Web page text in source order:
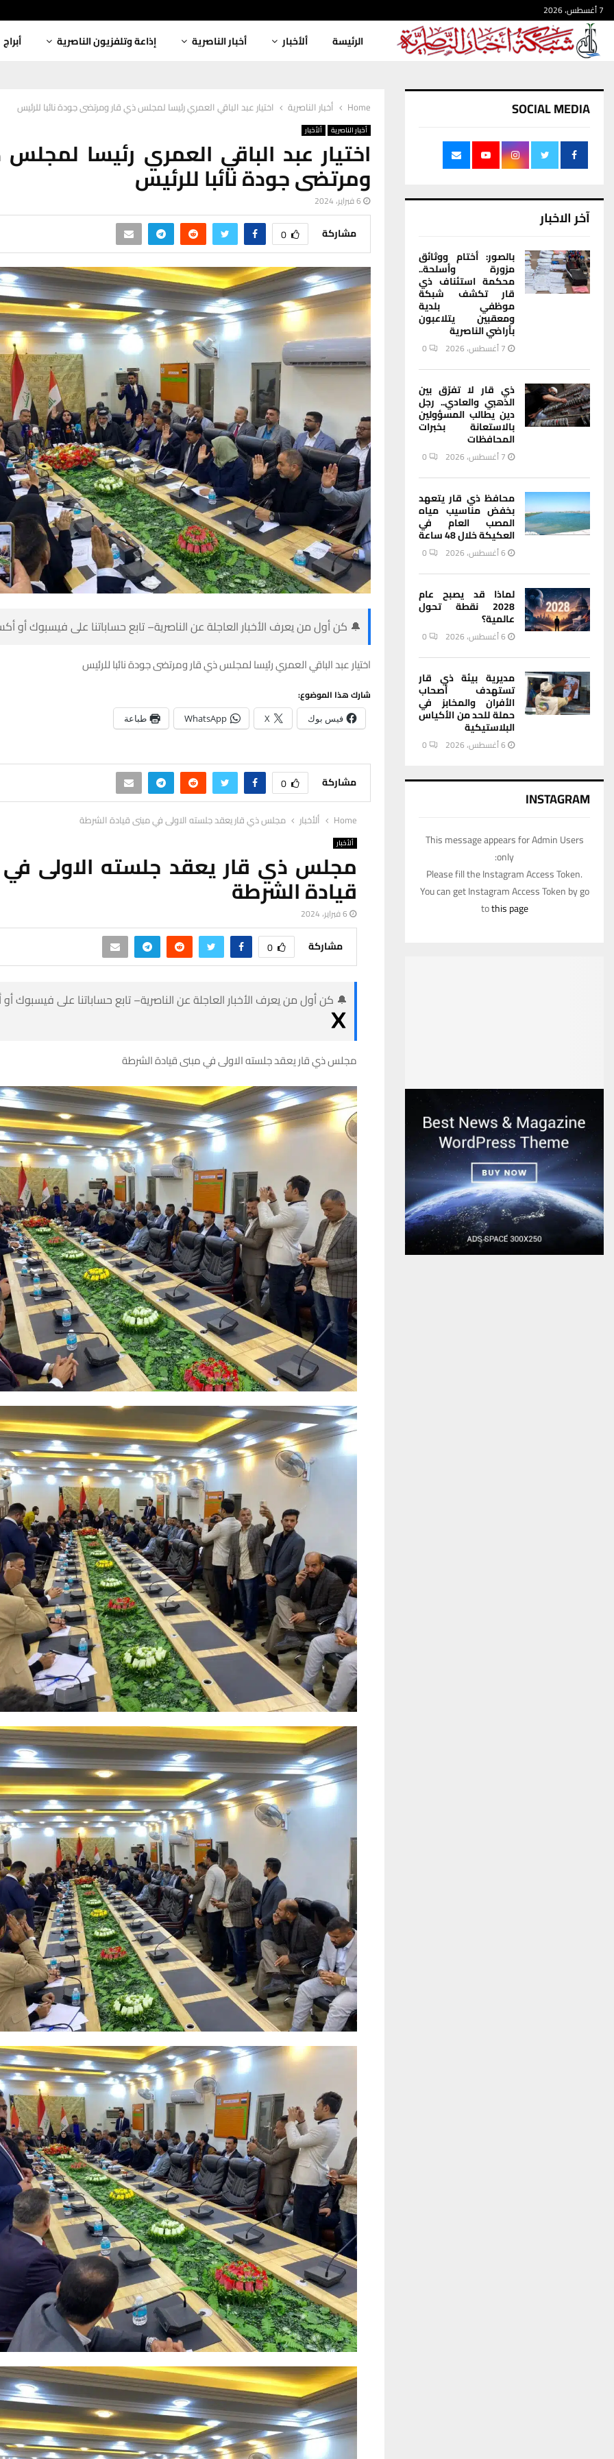
7 أغسطس، 2026
الرئيسة ألأخبار أخبار الناصرية إذاعة وتلفزيون الناصرية أبراج
Home أخبار الناصرية اختيار عبد الباقي العمري رئيسا لمجلس ذي قار ومرتضى جودة نائبا للرئيس
أخبار الناصرية ألأخبار
اختيار عبد الباقي العمري رئيسا
ومرتضى جودة نائبا للرئيس
6 فبراير، 2024
مشاركة 0
🔔 كن أول من يعرف الأخبار العاجلة عن الناصرية– تابع حساباتنا على فيسبوك أو
اختيار عبد الباقي العمري رئيسا لمجلس ذي قار ومرتضى جودة نائبا للرئيس
شارك هذا الموضوع:
فيس بوك X
WhatsApp طباعة
مشاركة 0
Home ألأخبار مجلس ذي قار يعقد جلسته الاولى في مبنى قيادة الشرطة
ألأخبار
مجلس ذي قار يعقد جلسته الاولى
قيادة الشرطة
6 فبراير، 2024
مشاركة 0
🔔 كن أول من يعرف الأخبار العاجلة عن الناصرية– تابع حساباتنا على فيسبوك
مجلس ذي قار يعقد جلسته الاولى في مبنى قيادة الشرطة
SOCIAL MEDIA
آخر الاخبار
بالصور: أختام ووثائق
مزورة وأسلحة..
محكمة استئناف ذي
قار تكشف شبكة
موظفي بلدية
ومعقبين يتلاعبون
بأراضي الناصرية
7 أغسطس، 2026 0
ذي قار لا تفرّق بين
الذهبي والعادي.. رجل
دين يطالب المسؤولين
بالاستعانة بخبرات
المحافظات
7 أغسطس، 2026 0
محافظ ذي قار يتعهد
بخفض مناسيب مياه
المصب العام في
العكيكة خلال 48 ساعة
6 أغسطس، 2026 0
لماذا قد يصبح عام
2028 نقطة تحول
عالمية؟
6 أغسطس، 2026 0
مديرية بيئة ذي قار
تستهدف أصحاب
الأفران والمخابز في
حملة للحد من الأكياس
البلاستيكية
6 أغسطس، 2026 0
INSTAGRAM
This message appears for Admin Users
only:
Please fill the Instagram Access Token.
You can get Instagram Access Token by go
tothis page